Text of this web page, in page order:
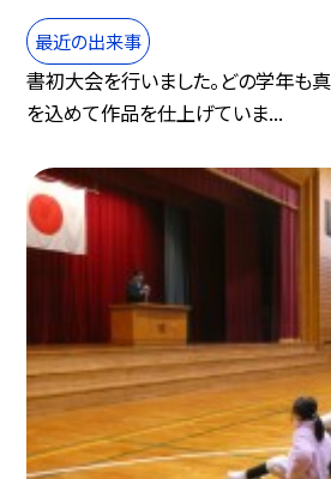
最近の出来事
書初大会を行いました。どの学年も
を込めて作品を仕上げていま...